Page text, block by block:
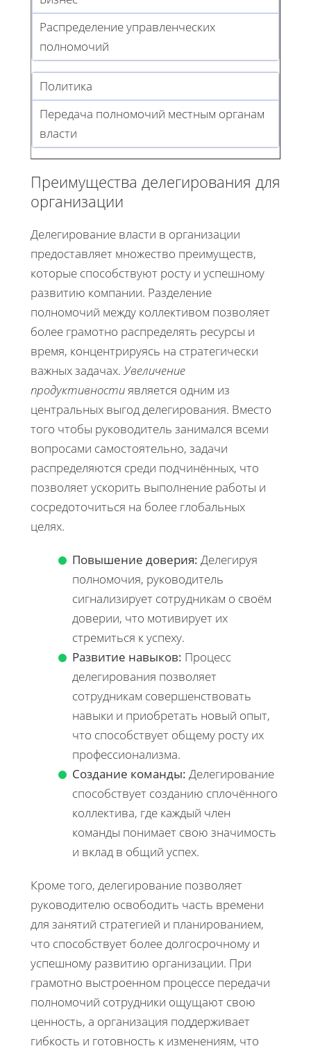
Распределение управленческих
полномочий
Политика
Передача полномочий местным органам
власти
Преимущества делегирования для
организации
Делегирование власти в организации
предоставляет множество преимуществ,
которые способствуют росту и успешному
развитию компании. Разделение
полномочий между коллективом позволяет
более грамотно распределять ресурсы и
время, концентрируясь на стратегически
важных задачах.Увеличение
продуктивностиявляется одним из
центральных выгод делегирования. Вместо
того чтобы руководитель занимался всеми
вопросами самостоятельно, задачи
распределяются среди подчинённых, что
позволяет ускорить выполнение работы и
сосредоточиться на более глобальных
целях.
Повышение доверия: Делегируя
полномочия, руководитель
сигнализирует сотрудникам о своём
доверии, что мотивирует их
стремиться к успеху.
Развитие навыков: Процесс
делегирования позволяет
сотрудникам совершенствовать
навыки и приобретать новый опыт,
что способствует общему росту их
профессионализма.
Создание команды: Делегирование
способствует созданию сплочённого
коллектива, где каждый член
команды понимает свою значимость
и вклад в общий успех.
Кроме того, делегирование позволяет
руководителю освободить часть времени
для занятий стратегией и планированием,
что способствует более долгосрочному и
успешному развитию организации. При
грамотно выстроенном процессе передачи
полномочий сотрудники ощущают свою
ценность, а организация поддерживает
гибкость и готовность к изменениям, что